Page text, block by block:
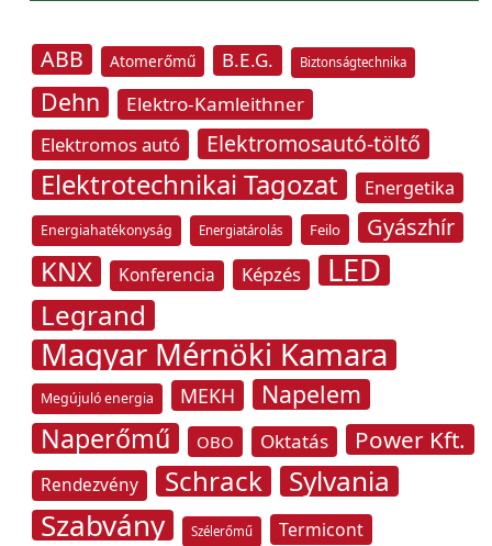
ABB Atomerőmű B.E.G. Biztonságtechnika
Dehn
Elektro-Kamleithner
Elektromos autó
Elektromosautó-töltő
Elektrotechnikai Tagozat Energetika
Energiahatékonyság Energiatárolás Feilo Gyászhír
KNX Konferencia Képzés LED
Legrand
Magyar Mérnöki Kamara
Megújuló energia MEKH Napelem
Naperőmű OBO Oktatás Power Kft.
Rendezvény Schrack Sylvania
Szabvány Szélerőmű Termicont